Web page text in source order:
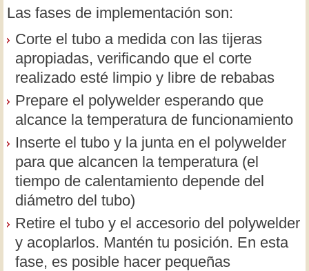
Las fases de implementación son:
Corte el tubo a medida con las tijeras
apropiadas, verificando que el corte
realizado esté limpio y libre de rebabas
Prepare el polywelder esperando que
alcance la temperatura de funcionamiento
Inserte el tubo y la junta en el polywelder
para que alcancen la temperatura (el
tiempo de calentamiento depende del
diámetro del tubo)
Retire el tubo y el accesorio del polywelder
y acoplarlos. Mantén tu posición. En esta
fase, es posible hacer pequeñas